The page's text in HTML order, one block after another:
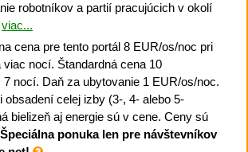
robotníkov a partií pracujúcich v okolí
viac...
cena pre tento portál 8 EUR/os/noc pri
viac nocí. Štandardná cena 10
nocí. Daň za ubytovanie 1 EUR/os/noc.
obsadení celej izby (3-, 4- alebo 5-
bielizeň aj energie sú v cene. Ceny sú
Špeciálna ponuka len pre návštevníkov